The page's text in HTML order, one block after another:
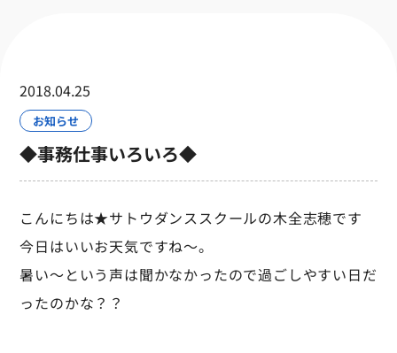
2018.04.25
お知らせ
◆事務仕事いろいろ◆
こんにちは★サトウダンススクールの木全志穂です
今日はいいお天気ですね～。
暑い～という声は聞かなかったので過ごしやすい日だ
ったのかな？？